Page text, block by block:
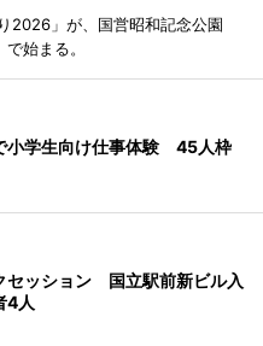
2026」が、国営昭和記念公園
始まる。
小学生向け仕事体験 45人枠
セッション 国立駅前新ビル入
4人